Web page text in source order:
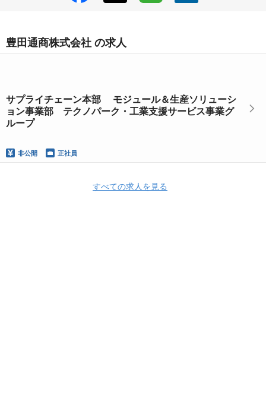
豊田通商株式会社 の求人
サプライチェーン本部 モジュール＆生産ソリューシ
ョン事業部 テクノパーク・工業支援サービス事業グ
ループ
非公開 正社員
すべての求人を見る